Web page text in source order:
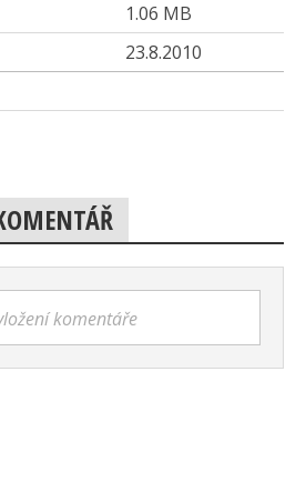
1.06 MB
23.8.2010
komentáře